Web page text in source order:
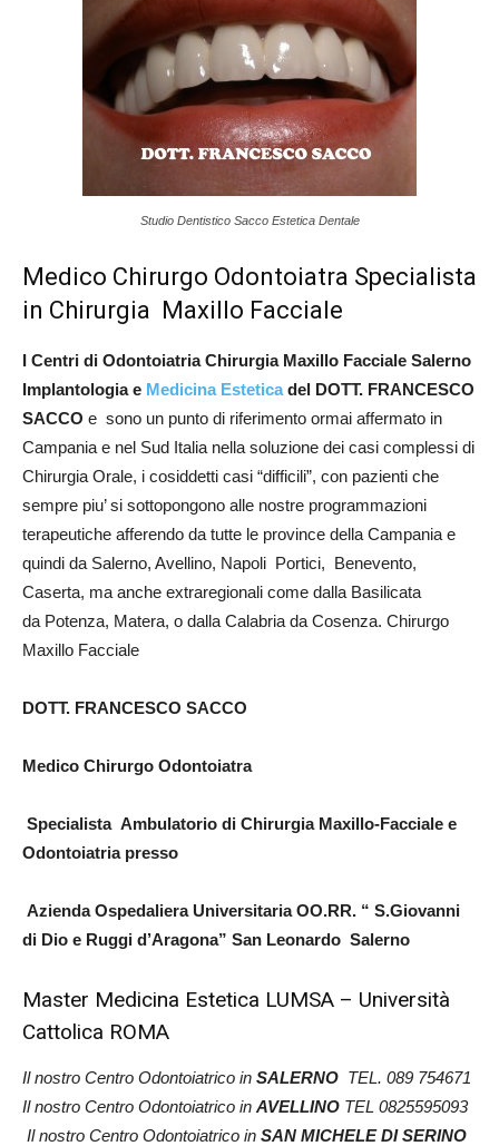
Studio Dentistico Sacco Estetica Dentale
Medico Chirurgo Odontoiatra Specialista
in Chirurgia Maxillo Facciale
I Centri di Odontoiatria Chirurgia Maxillo Facciale Salerno
Implantologia e Medicina Esteticadel DOTT. FRANCESCO
SACCO e sono un punto di riferimento ormai affermato in
Campania e nel Sud Italia nella soluzione dei casi complessi di
Chirurgia Orale, i cosiddetti casi “difficili”, con pazienti che
sempre piu’ si sottopongono alle nostre programmazioni
terapeutiche afferendo da tutte le province della Campania e
quindi da Salerno, Avellino, Napoli Portici, Benevento,
Caserta, ma anche extraregionali come dalla Basilicata
da Potenza, Matera, o dalla Calabria da Cosenza. Chirurgo
Maxillo Facciale
DOTT. FRANCESCO SACCO
Medico Chirurgo Odontoiatra
Specialista Ambulatorio di Chirurgia Maxillo-Facciale e
Odontoiatria presso
Azienda Ospedaliera Universitaria OO.RR. “ S.Giovanni
di Dio e Ruggi d’Aragona” San Leonardo Salerno
Master Medicina Estetica LUMSA – Università
Cattolica ROMA
Il nostro Centro Odontoiatrico in SALERNO TEL. 089 754671
Il nostro Centro Odontoiatrico in AVELLINO TEL 0825595093
Il nostro Centro Odontoiatrico in SAN MICHELE DI SERINO